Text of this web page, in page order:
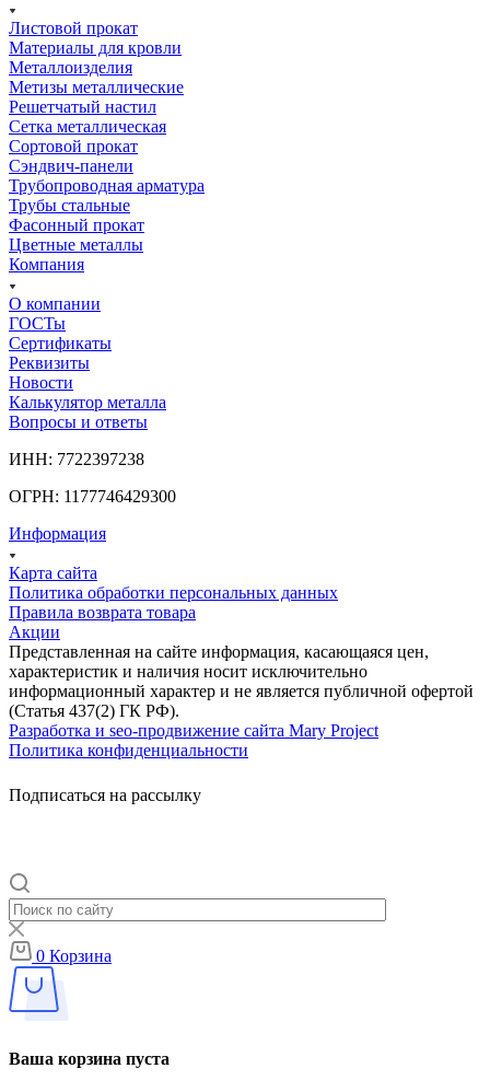
Листовой прокат
Материалы для кровли
Металлоизделия
Метизы металлические
Решетчатый настил
Сетка металлическая
Сортовой прокат
Сэндвич-панели
Трубопроводная арматура
Трубы стальные
Фасонный прокат
Цветные металлы
Компания
О компании
ГОСТы
Сертификаты
Реквизиты
Новости
Калькулятор металла
Вопросы и ответы
ИНН: 7722397238
ОГРН: 1177746429300
Информация
Карта сайта
Политика обработки персональных данных
Правила возврата товара
Акции
Представленная на сайте информация, касающаяся цен,
характеристик и наличия носит исключительно
информационный характер и не является публичной офертой
(Статья 437(2) ГК РФ).
Разработка и seo-продвижение сайта Mary Project
Политика конфиденциальности
Подписаться на рассылку
0 Корзина
Ваша корзина пуста